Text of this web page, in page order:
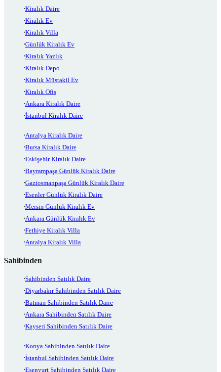
Kiralık Daire
Kiralık Ev
Kiralık Villa
Günlük Kiralık Ev
Kiralık Yazlık
Kiralık Depo
Kiralık Müstakil Ev
Kiralık Ofis
Ankara Kiralık Daire
İstanbul Kiralık Daire
Antalya Kiralık Daire
Bursa Kiralık Daire
Eskişehir Kiralık Daire
Bayrampaşa Günlük Kiralık Daire
Gaziosmanpaşa Günlük Kiralık Daire
Esenler Günlük Kiralık Daire
Mersin Günlük Kiralık Ev
Ankara Günlük Kiralık Ev
Fethiye Kiralık Villa
Antalya Kiralık Villa
Sahibinden
Sahibinden Satılık Daire
Diyarbakır Sahibinden Satılık Daire
Batman Sahibinden Satılık Daire
Ankara Sahibinden Satılık Daire
Kayseri Sahibinden Satılık Daire
Konya Sahibinden Satılık Daire
İstanbul Sahibinden Satılık Daire
Esenyurt Sahibinden Satılık Daire